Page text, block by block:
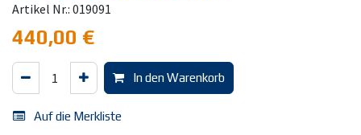
Artikel Nr.: 019091
440,00 €
In den Warenkorb
Auf die Merkliste